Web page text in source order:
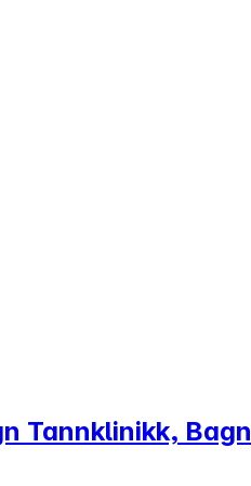
Tannklinikk, Bagn